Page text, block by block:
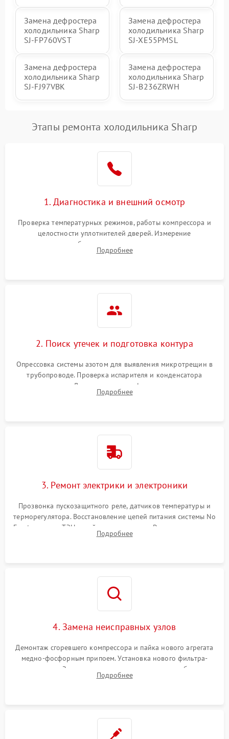
Замена дефростера
холодильника Sharp
SJ-FP760VST
Замена дефростера
холодильника Sharp
SJ-XE55PMSL
Замена дефростера
холодильника Sharp
SJ-FJ97VBK
Замена дефростера
холодильника Sharp
SJ-B236ZRWH
Этапы ремонта холодильника Sharp
1. Диагностика и внешний осмотр
Проверка температурных режимов, работы компрессора и
целостности уплотнителей дверей. Измерение
сопротивления обмоток мотора, проверка термостата и
считывание кодов ошибок с электронного дисплея.
Подробнее
2. Поиск утечек и подготовка контура
Опрессовка системы азотом для выявления микротрещин в
трубопроводе. Проверка испарителя и конденсатора
течеискателем. Демонтаж старого фильтра-осушителя и
продувка капиллярной трубки для устранения засоров.
Подробнее
3. Ремонт электрики и электроники
Прозвонка пускозащитного реле, датчиков температуры и
терморегулятора. Восстановление цепей питания системы No
Frost, включая ТЭН оттайки и вентилятор. Ремонт или замена
платы управления при сбоях алгоритмов.
Подробнее
4. Замена неисправных узлов
Демонтаж сгоревшего компрессора и пайка нового агрегата
медно-фосфорным припоем. Установка нового фильтра-
осушителя. Замена изношенных вентиляторов обдува,
сломанных заслонок или поврежденных дверных петель.
Подробнее